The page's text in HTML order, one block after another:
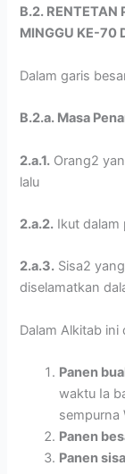
B.2. RENTETAN
MINGGU KE-70
Dalam garis
B.2.a. Masa
2.a.1. Orang2
lalu
2.a.2. Ikut dalam
2.a.3. Sisa2
diselamatkan
Dalam Alkitab
Panen
waktu Ia
sempurna
Panen
Panen